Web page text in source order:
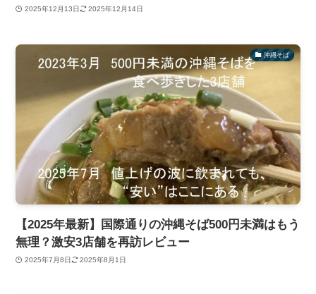
2025年12月13日 2025年12月14日
沖縄そば
【2025年最新】国際通りの沖縄そば500円未満はもう
無理？激安3店舗を再訪レビュー
2025年7月8日 2025年8月1日